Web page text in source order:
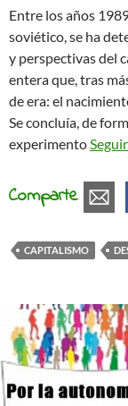
Entre los años
soviético, se ha
y perspectivas del
entera que, tras
de era: el
Se concluía, de
experimento
Comparte
CAPITALISMO